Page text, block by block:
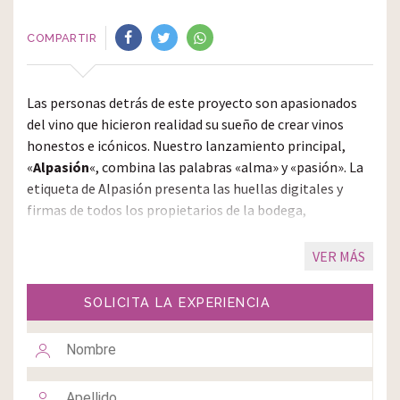
COMPARTIR
Las personas detrás de este proyecto son apasionados
del vino que hicieron realidad su sueño de crear vinos
honestos e icónicos. Nuestro lanzamiento principal,
«Alpasión«, combina las palabras «alma» y «pasión». La
etiqueta de Alpasión presenta las huellas digitales y
firmas de todos los propietarios de la bodega,
Nuestra bodega abarca 85 hectáreas y, aunque nuestros
vinos aún no están certificados como orgánicos, nuestro
viñedo sí lo está. En Alpasión empleamos prácticas
orgánicas y sustentables para cuidar los suelos, los
ecosistemas y las personas. Una parte de nuestro viñedo
destacando nuestro compromiso y dedicación.
SOLICITA LA EXPERIENCIA